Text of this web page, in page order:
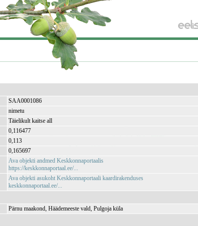
SAA0001086
nimetu
Täielikult kaitse all
0,116477
0,113
0,165697
Ava objekti andmed Keskkonnaportaalis
https://keskkonnaportaal.ee/...
Ava objekti asukoht Keskkonnaportaali kaardirakenduses
keskkonnaportaal.ee/...
Pärnu maakond, Häädemeeste vald, Pulgoja küla